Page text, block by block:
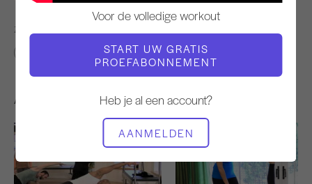
Voor de volledige workout
START UW GRATIS
PROEFABONNEMENT
Heb je al een account?
AANMELDEN
ZOEK VERGELIJKBARE LESSEN VOOR
Mat
Andere workouts die je misschien leuk vindt